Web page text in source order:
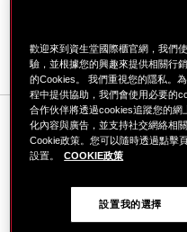
總覽
限量推出的超進化絲絨緞
美調和的粉色——鮮明動
歡迎來到資生堂國際櫃官網，我們
驗，並根據您的興趣來提供相關行
的Cookies。 我們重視您的隱私。
程中提供協助，我們會使用必要的
合作伙伴將透過cookies追蹤您的網
化內容與廣告，並支持社交網絡相
Cookie政策。您可以隨時透過點擊
設置。
COOKIE政策
設置我的選擇